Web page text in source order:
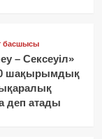
басшысы
– Сексеуіл»
шақырымдық
деп атады